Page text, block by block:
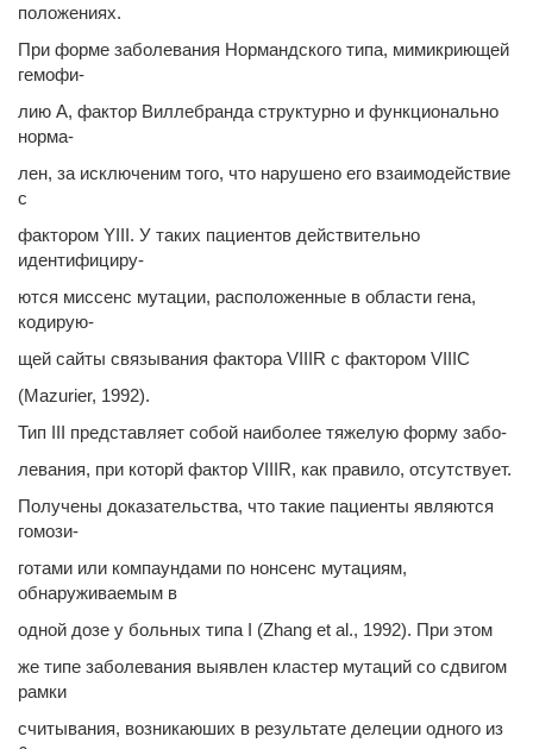
положениях.
При форме заболевания Нормандского типа, мимикриющей
гемофи-
лию A, фактор Виллебранда структурно и функционально
норма-
лен, за исключеним того, что нарушено его взаимодействие
с
фактором YIII. У таких пациентов действительно
идентифициру-
ются миссенс мутации, расположенные в области гена,
кодирую-
щей сайты связывания фактора VIIIR с фактором VIIIС
(Mazurier, 1992).
Тип III представляет собой наиболее тяжелую форму забо-
левания, при которй фактор VIIIR, как правило, отсутствует.
Получены доказательства, что такие пациенты являются
гомози-
готами или компаундами по нонсенс мутациям,
обнаруживаемым в
одной дозе у больных типа I (Zhang et al., 1992). При этом
же типе заболевания выявлен кластер мутаций со сдвигом
рамки
считывания, возникаюших в результате делеции одного из